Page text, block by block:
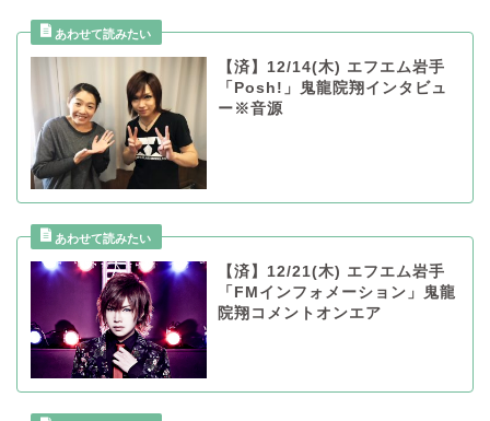
【済】12/14(木) エフエム岩手
「Posh!」鬼龍院翔インタビュ
ー※音源
【済】12/21(木) エフエム岩手
「FMインフォメーション」鬼龍
院翔コメントオンエア